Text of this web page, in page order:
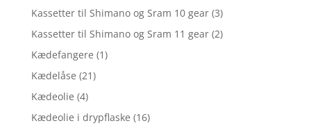
Kassetter til Shimano og Sram 10 gear (3)
Kassetter til Shimano og Sram 11 gear (2)
Kædefangere (1)
Kædelåse (21)
Kædeolie (4)
Kædeolie i drypflaske (16)